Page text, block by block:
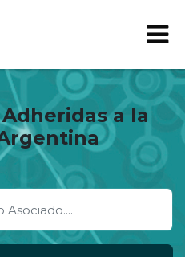
a la